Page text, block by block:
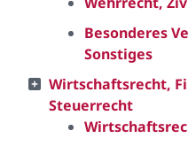
Besonderes
Sonstiges
Wirtschaftsrecht,
Steuerrecht